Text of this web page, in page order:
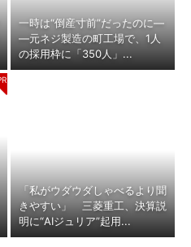
一時は“倒産寸前”だったのに―
―元ネジ製造の町工場で、1人
の採用枠に「350人」...
「私がウダウダしゃべるより聞
きやすい」 三菱重工、決算説
明に“AIジュリア”起用...